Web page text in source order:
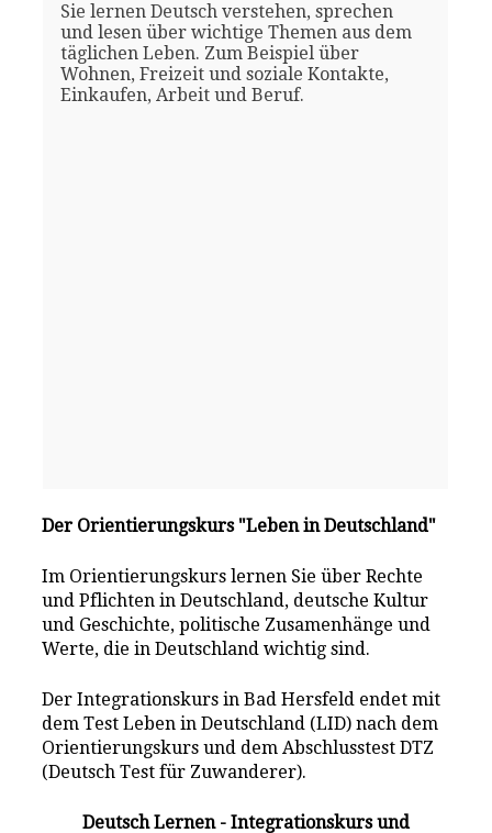
Sie lernen Deutsch verstehen, sprechen
und lesen über wichtige Themen aus dem
täglichen Leben. Zum Beispiel über
Wohnen, Freizeit und soziale Kontakte,
Einkaufen, Arbeit und Beruf.
Der Orientierungskurs "Leben in Deutschland"
Im Orientierungskurs lernen Sie über Rechte
und Pflichten in Deutschland, deutsche Kultur
und Geschichte, politische Zusamenhänge und
Werte, die in Deutschland wichtig sind.
Der Integrationskurs in Bad Hersfeld endet mit
dem Test Leben in Deutschland (LID) nach dem
Orientierungskurs und dem Abschlusstest DTZ
(Deutsch Test für Zuwanderer).
Deutsch Lernen - Integrationskurs und